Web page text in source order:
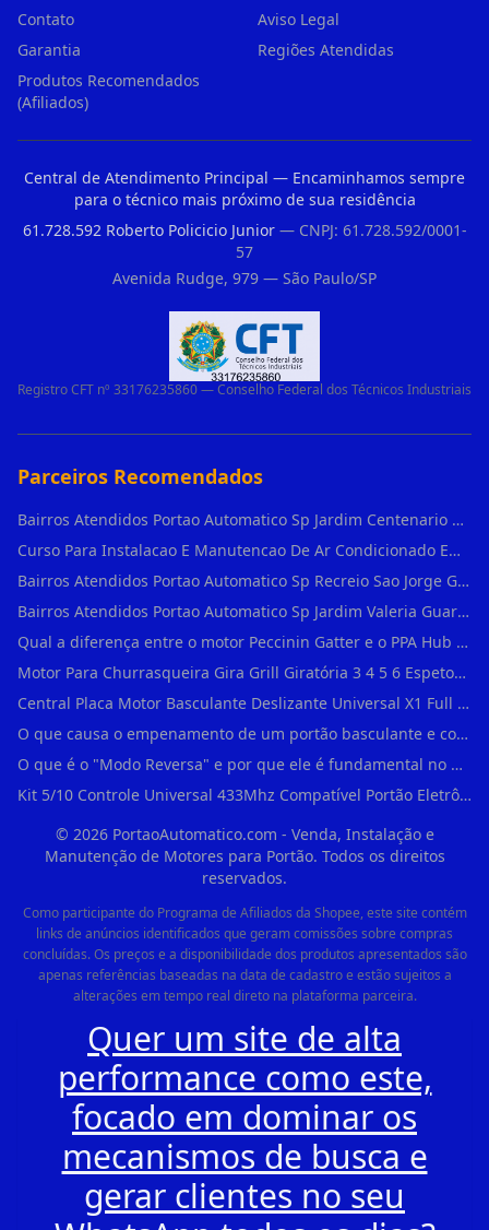
Contato
Aviso Legal
Garantia
Regiões Atendidas
Produtos Recomendados
(Afiliados)
Central de Atendimento Principal — Encaminhamos sempre
para o técnico mais próximo de sua residência
61.728.592 Roberto Policicio Junior— CNPJ: 61.728.592/0001-
57
Avenida Rudge, 979 — São Paulo/SP
Registro CFT nº 33176235860 — Conselho Federal dos Técnicos Industriais
Parceiros Recomendados
Bairros Atendidos Portao Automatico Sp Jardim Centenario Guarulhos Sp Motor Para Portao Automatico Eletronico
Curso Para Instalacao E Manutencao De Ar Condicionado Em Sao Paulo
Bairros Atendidos Portao Automatico Sp Recreio Sao Jorge Guarulhos Sp Motor Para Portao Automatico Eletronico
Bairros Atendidos Portao Automatico Sp Jardim Valeria Guarulhos Sp Motor Para Portao Automatico Eletronico
Qual a diferença entre o motor Peccinin Gatter e o PPA Hub em Vila Romana?
Motor Para Churrasqueira Gira Grill Giratória 3 4 5 6 Espetos Gme Maxtorque Bivo em Cidade Dutra
Central Placa Motor Basculante Deslizante Universal X1 Full Range 433mhz em Vila Prudente
O que causa o empenamento de um portão basculante e como evitar em Campo Belo?
O que é o "Modo Reversa" e por que ele é fundamental no dia a dia em Itapevi?
Kit 5/10 Controle Universal 433Mhz Compatível Portão Eletrônico Garagem Residenc em Pinheiros
© 2026PortaoAutomatico.com - Venda, Instalação e
Manutenção de Motores para Portão. Todos os direitos
reservados.
Como participante do Programa de Afiliados da Shopee, este site contém
links de anúncios identificados que geram comissões sobre compras
concluídas. Os preços e a disponibilidade dos produtos apresentados são
apenas referências baseadas na data de cadastro e estão sujeitos a
alterações em tempo real direto na plataforma parceira.
Quer um site de alta
performance como este,
focado em dominar os
mecanismos de busca e
gerar clientes no seu